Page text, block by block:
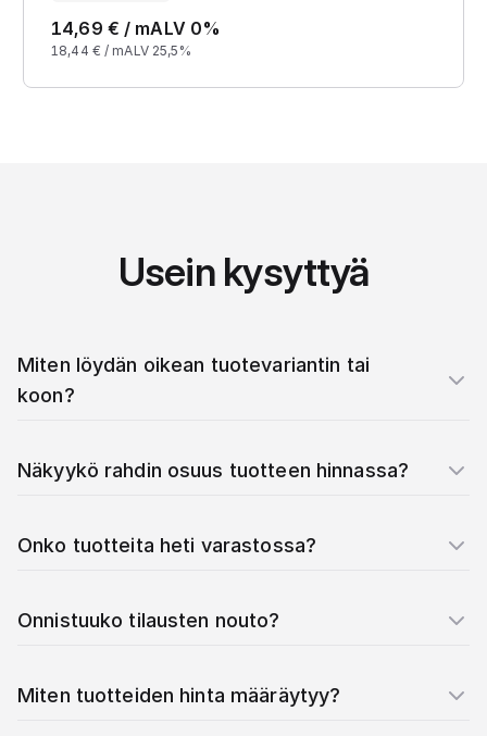
14,69 € / mALV 0%
18,44 € / mALV 25,5%
Usein kysyttyä
Miten löydän oikean tuotevariantin tai
koon?
Näkyykö rahdin osuus tuotteen hinnassa?
Onko tuotteita heti varastossa?
Onnistuuko tilausten nouto?
Miten tuotteiden hinta määräytyy?